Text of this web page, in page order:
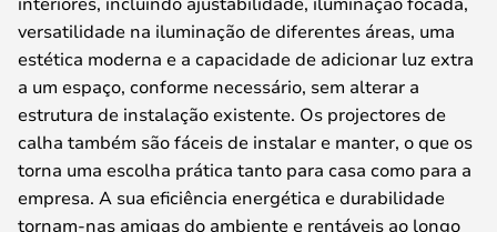
versatilidade na iluminação de diferentes áreas, uma
estética moderna e a capacidade de adicionar luz extra
a um espaço, conforme necessário, sem alterar a
estrutura de instalação existente. Os projectores de
calha também são fáceis de instalar e manter, o que os
torna uma escolha prática tanto para casa como para a
empresa. A sua eficiência energética e durabilidade
tornam-nas amigas do ambiente e rentáveis ao longo